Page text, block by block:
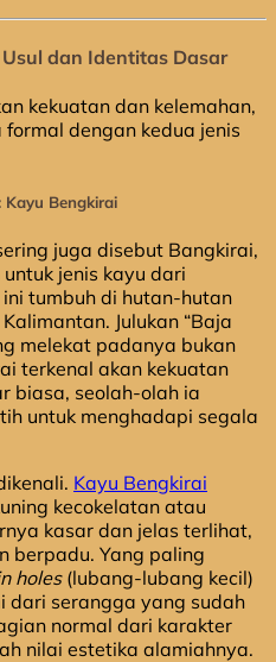
dan Identitas Dasar
kekuatan dan kelemahan,
dengan kedua jenis
Bengkirai
juga disebut Bangkirai,
jenis kayu dari
ini tumbuh di hutan-hutan
Julukan “Baja
melekat padanya bukan
terkenal akan kekuatan
biasa, seolah-olah ia
untuk menghadapi segala
Kayu Bengkirai
kecokelatan atau
kasar dan jelas terlihat,
berpadu. Yang paling
holes(lubang-lubang kecil)
dari serangga yang sudah
normal dari karakter
nilai estetika alamiahnya.